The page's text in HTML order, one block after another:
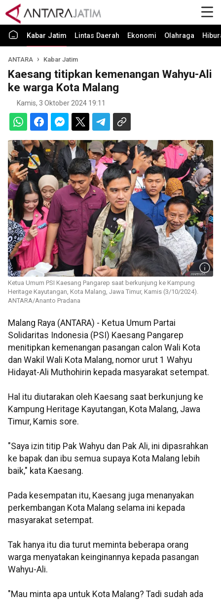
Kabar Jatim Lintas Daerah Ekonomi Olahraga
ANTARA Kabar Jatim
Kaesang titipkan kemenangan Wahyu-Ali
ke warga Kota Malang
Kamis, 3 Oktober 2024 19:11
Ketua Umum PSI Kaesang Pangarep saat berkunjung ke Kampung
Heritage Kayutangan, Kota Malang, Jawa Timur, Kamis (3/10/2024).
ANTARA/Ananto Pradana
Malang Raya (ANTARA) - Ketua Umum Partai
Solidaritas Indonesia (PSI) Kaesang Pangarep
menitipkan kemenangan pasangan calon Wali Kota
dan Wakil Wali Kota Malang, nomor urut 1 Wahyu
Hidayat-Ali Muthohirin kepada masyarakat setempat.
Hal itu diutarakan oleh Kaesang saat berkunjung ke
Kampung Heritage Kayutangan, Kota Malang, Jawa
Timur, Kamis sore.
"Saya izin titip Pak Wahyu dan Pak Ali, ini dipasrahkan
ke bapak dan ibu semua supaya Kota Malang lebih
baik," kata Kaesang.
Pada kesempatan itu, Kaesang juga menanyakan
perkembangan Kota Malang selama ini kepada
masyarakat setempat.
Tak hanya itu dia turut meminta beberapa orang
warga menyatakan keinginannya kepada pasangan
Wahyu-Ali.
"Mau minta apa untuk Kota Malang? Tadi sudah ada